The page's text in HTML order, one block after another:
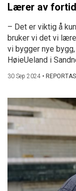
Lærer av
– Det er viktig å
bruker vi det vi
vi bygger nye
HøieUeland i
30 Sep 2024 •